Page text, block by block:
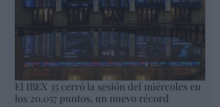
El IBEX 35 cerró la sesión del miércoles en
los 20.057 puntos, un nuevo récord